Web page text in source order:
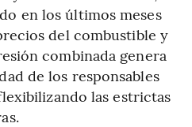
en los últimos meses
del combustible y
combinada genera
de los responsables
las estrictas